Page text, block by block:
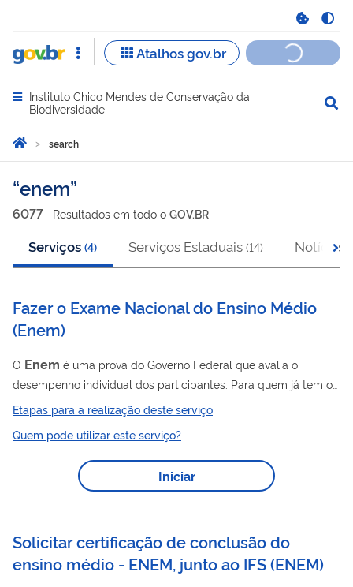
Abrir menu principal de navegação
Instituto Chico Mendes de Conservação da
Biodiversidade
Você está aqui:
Iniciosearch
search
enem
6077 Resultados em todo o GOV.BR
Serviços (4) Serviços Estaduais (14) Notícias
Fazer o Exame Nacional do Ensino Médio
(Enem)
O Enem é uma prova do Governo Federal que avalia o
desempenho individual dos participantes. Para quem já tem o
certificado de nível médio (ou vai tirar o certificado neste ano),
ele serve para: acessar as universidades no Brasil (Sisu e
Prouni) e em Portugal (EnemPortugal ); solicitar
financiamento e apoio estudantil (veja Fies e Prouni). Você
também pode fazer o
Enemse quiser apenas testar seus
Etapas para a realização deste serviço
Quem pode utilizar este serviço?
Iniciar
Solicitar certificação de conclusão do
ensino médio - ENEM, junto ao IFS(ENEM)